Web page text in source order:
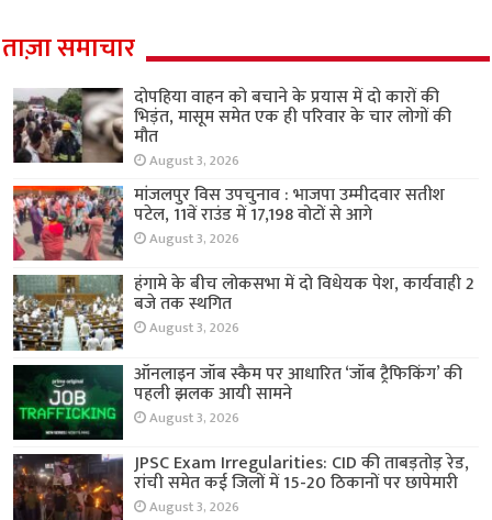
ताज़ा समाचार
दोपहिया वाहन को बचाने के प्रयास में दो कारों की
भिड़ंत, मासूम समेत एक ही परिवार के चार लोगों की
मौत
August 3, 2026
मांजलपुर विस उपचुनाव : भाजपा उम्मीदवार सतीश
पटेल, 11वें राउंड में 17,198 वोटों से आगे
August 3, 2026
हंगामे के बीच लोकसभा में दो विधेयक पेश, कार्यवाही 2
बजे तक स्थगित
August 3, 2026
ऑनलाइन जॉब स्कैम पर आधारित ‘जॉब ट्रैफिकिंग’ की
पहली झलक आयी सामने
August 3, 2026
JPSC Exam Irregularities: CID की ताबड़तोड़ रेड,
रांची समेत कई जिलों में 15-20 ठिकानों पर छापेमारी
August 3, 2026